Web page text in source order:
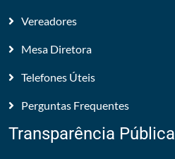
Vereadores
Mesa Diretora
Telefones Úteis
Perguntas Frequentes
Transparência Pública